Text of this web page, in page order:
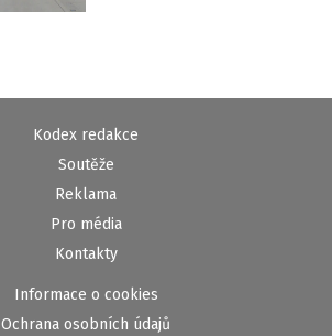
Kodex redakce
Soutěže
Reklama
Pro média
Kontakty
Informace o cookies
Ochrana osobních údajů